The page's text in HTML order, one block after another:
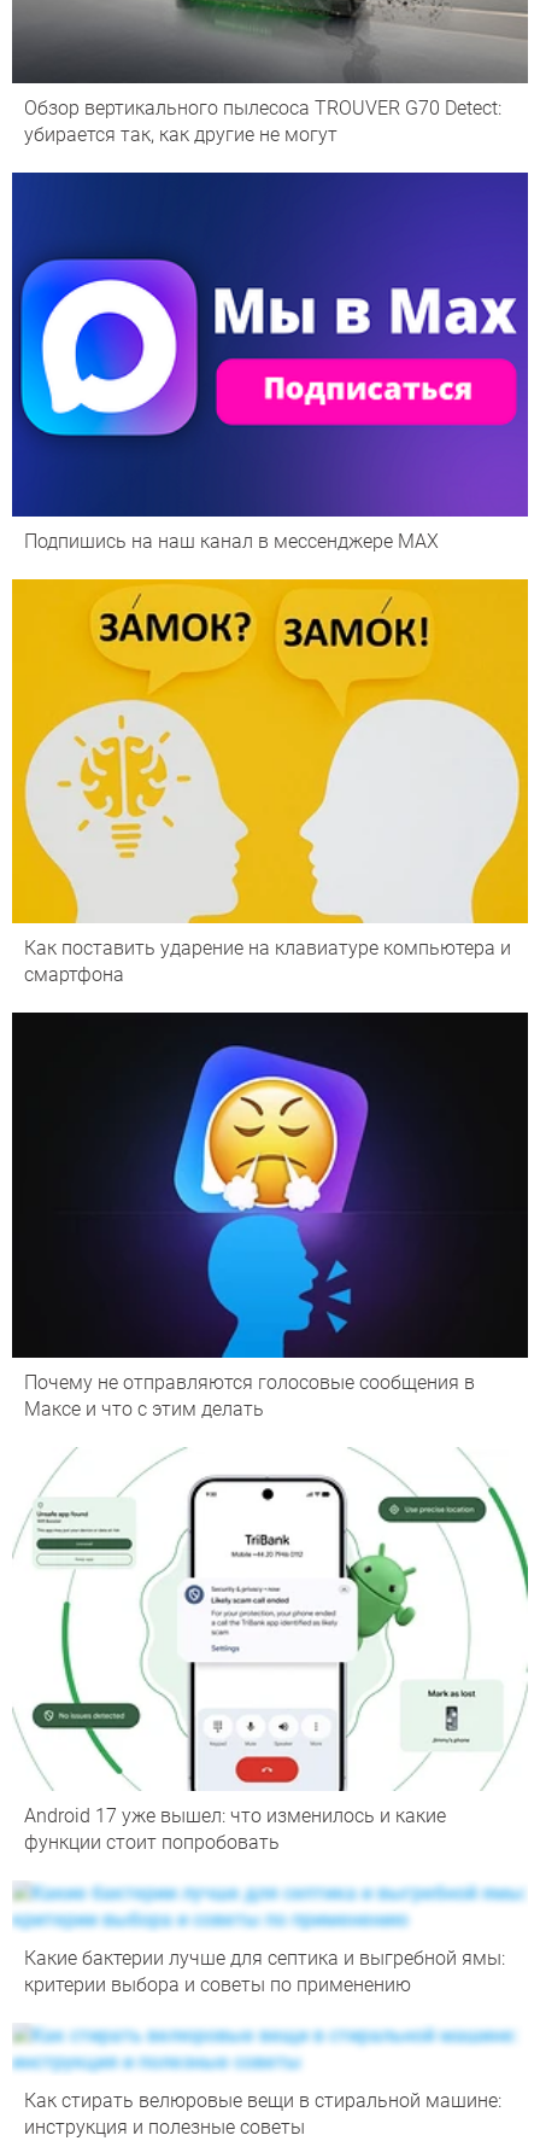
Обзор вертикального пылесоса TROUVER G70 Detect:
убирается так, как другие не могут
Подпишись на наш канал в мессенджере МАХ
Как поставить ударение на клавиатуре компьютера и
смартфона
Почему не отправляются голосовые сообщения в
Максе и что с этим делать
Android 17 уже вышел: что изменилось и какие
функции стоит попробовать
Какие бактерии лучше для септика и выгребной ямы:
критерии выбора и советы по применению
Как стирать велюровые вещи в стиральной машине:
инструкция и полезные советы